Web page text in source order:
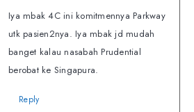
Iya mbak 4C ini komitmennya Parkway
utk pasien2nya. Iya mbak jd mudah
banget kalau nasabah Prudential
berobat ke Singapura.
Reply